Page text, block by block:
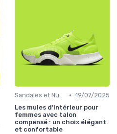
Sandales et Nu-pieds • 19/07/2025
Les mules d'intérieur pour
femmes avec talon
compensé : un choix élégant
et confortable